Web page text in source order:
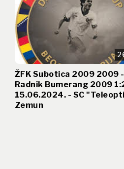
ŽFK Subotica 2009 2009
Radnik Bumerang 2009
15.06.2024. - SC
Zemun